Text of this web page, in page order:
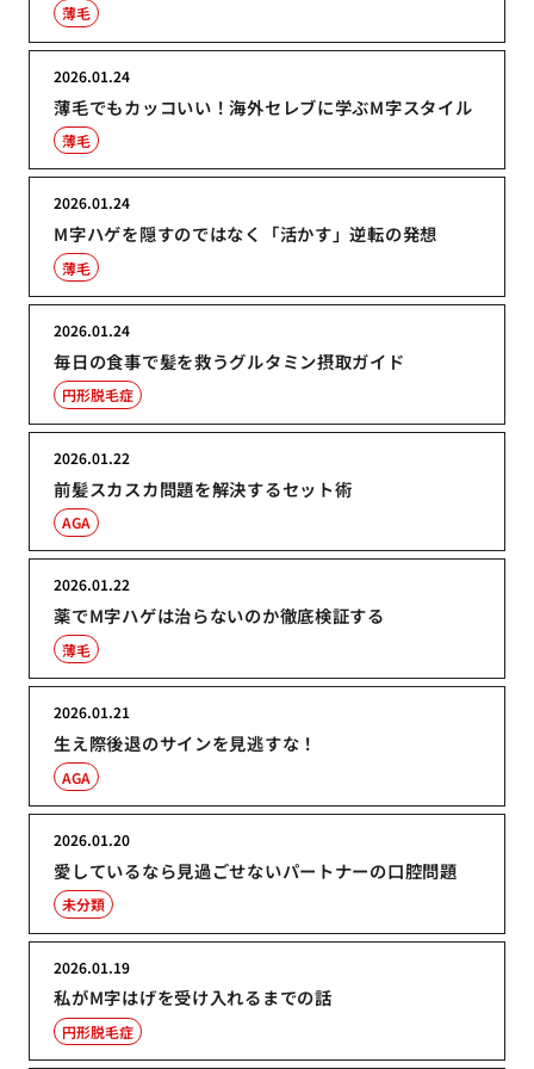
薄毛
薄毛でもカッコいい！海外セレブに学ぶM字スタイル
2026.01.24
薄毛
M字ハゲを隠すのではなく「活かす」逆転の発想
2026.01.24
薄毛
毎日の食事で髪を救うグルタミン摂取ガイド
2026.01.24
円形脱毛症
前髪スカスカ問題を解決するセット術
2026.01.22
AGA
薬でM字ハゲは治らないのか徹底検証する
2026.01.22
薄毛
生え際後退のサインを見逃すな！
2026.01.21
AGA
愛しているなら見過ごせないパートナーの口腔問題
2026.01.20
未分類
私がM字はげを受け入れるまでの話
2026.01.19
円形脱毛症